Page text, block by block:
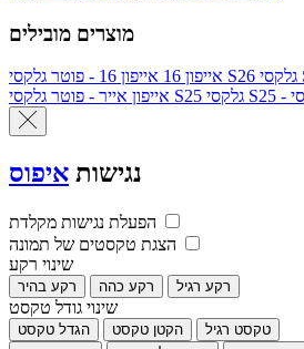
מוצרים מובילים
אייפון 16 אייפון 16 - פוטר גלקסי S26
אייפון אייר - פוטר גלקסי S25
נגישות איפוס
הפעלת נגישות מקלדת
הצגת טקסטים של תמונה
שינוי רקע
רקע בהיר רקע כהה רקע רגיל
שינוי גודל טקסט
הגדל טקסט הקטן טקסט
טקסט רגיל